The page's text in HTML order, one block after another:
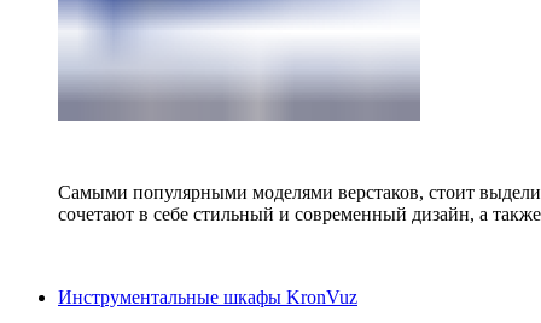
Самыми популярными моделями верстаков, стоит
сочетают в себе стильный и современный дизайн, а
Инструментальные шкафы KronVuz